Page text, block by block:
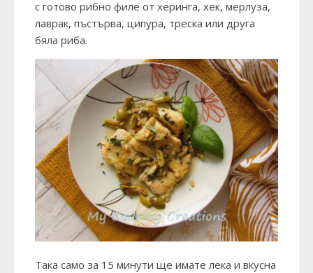
с готово рибно филе от херинга, хек, мерлуза,
лаврак, пъстърва, ципура, треска или друга
бяла риба.
Така само за 15 минути ще имате лека и вкусна